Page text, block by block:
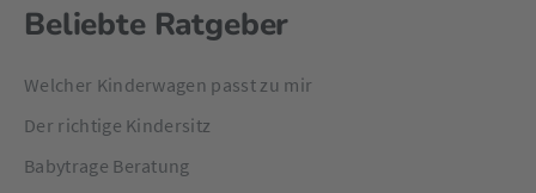
Beliebte Ratgeber
Welcher Kinderwagen passt zu mir
Der richtige Kindersitz
Babytrage Beratung